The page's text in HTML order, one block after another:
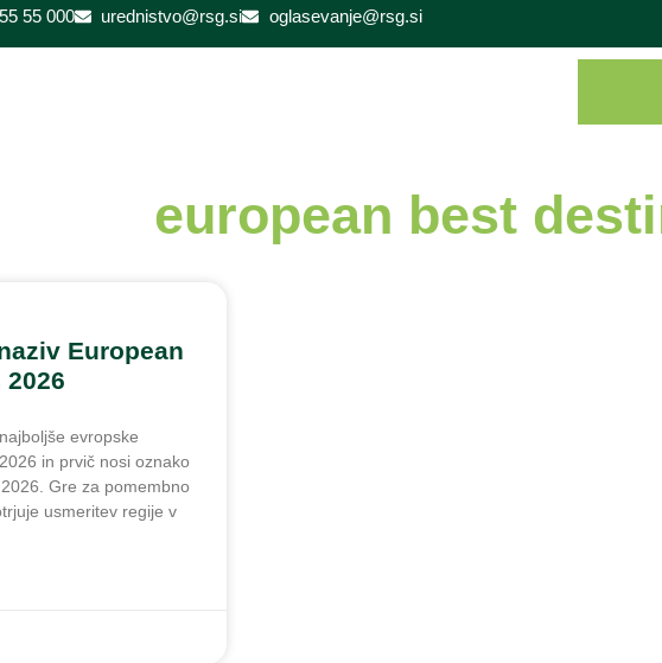
55 000 urednistvo@rsg.si oglasevanje@rsg.si
european best
European
evropske
in prvič nosi oznako
Gre za pomembno
usmeritev regije v